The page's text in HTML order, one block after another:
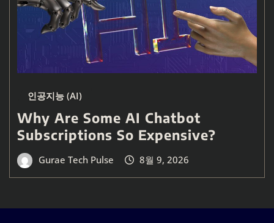
인공지능 (AI)
Why Are Some AI Chatbot
Subscriptions So Expensive?
Gurae Tech Pulse 8월 9, 2026